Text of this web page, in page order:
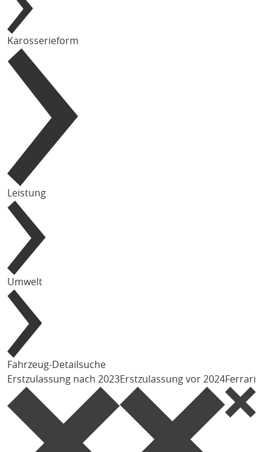
Karosserieform
Leistung
Umwelt
Fahrzeug-Detailsuche
Erstzulassung nach 2023Erstzulassung vor 2024Ferrari